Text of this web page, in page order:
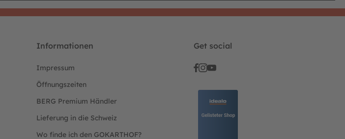
Informationen
Impressum
Öffnungszeiten
BERG Premium Händler
Lieferung in die Schweiz
Wo finde ich den GOKARTHOF?
Get social